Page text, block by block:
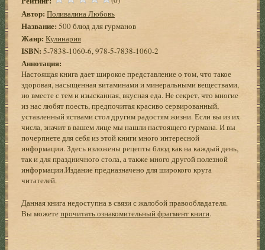
Автор: Поливалина Любовь
Название: 500 блюд для гурманов
Жанр: Кулинария
ISBN: 5-7838-1060-6, 978-5-7838-1060-2
Аннотация:
Настоящая книга дает широкое представление о том, что такое
здоровая, насыщенная витаминами и минеральными веществами,
но вместе с тем и изысканная, вкусная еда. Не секрет, что многие
из нас любят поесть, предпочитая красиво сервированный,
уставленный яствами стол другим радостям жизни. Если вы из их
числа, значит в вашем лице мы нашли настоящего гурмана. И вы
почерпнете для себя из этой книги много интересной
информации. Здесь изложены рецепты блюд как на каждый день,
так и для праздничного стола, а также много другой полезной
информации.Издание предназначено для широкого круга
читателей.
Данная книга недоступна в связи с жалобой правообладателя.
Вы можетепрочитать ознакомительный фрагмент книги.